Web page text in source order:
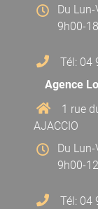
Du Lun-
9h00-
Tél: 04
Agence
1 rue
AJACCIO
Du Lun-
9h00-
Tél: 04